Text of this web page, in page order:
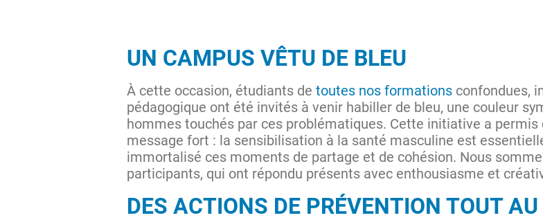
UN CAMPUS VÊTU DE BLEU
À cette occasion, étudiants de toutes nos formations confondues,
pédagogique ont été invités à venir habiller de bleu, une couleur
hommes touchés par ces problématiques. Cette initiative a permis
message fort : la sensibilisation à la santé masculine est
immortalisé ces moments de partage et de cohésion. Nous
participants, qui ont répondu présents avec enthousiasme et
DES ACTIONS DE PRÉVENTION TOUT